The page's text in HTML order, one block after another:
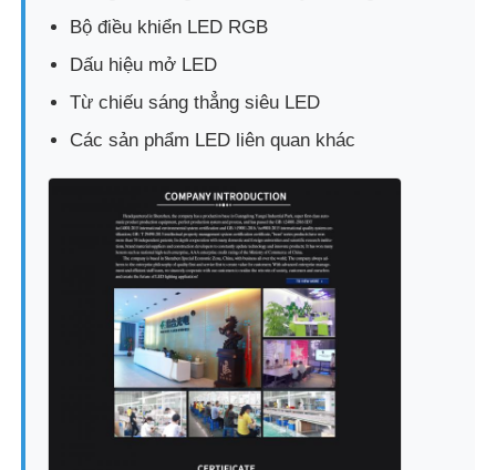
Bộ điều khiển LED RGB
Dấu hiệu mở LED
Từ chiếu sáng thẳng siêu LED
Các sản phẩm LED liên quan khác